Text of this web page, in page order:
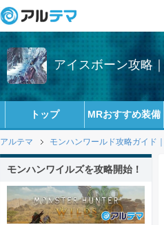
アイスボーン攻略
トップ MRおすすめ装備
アルテマ モンハンワールド攻略ガイド
モンハンワイルズを攻略開始！